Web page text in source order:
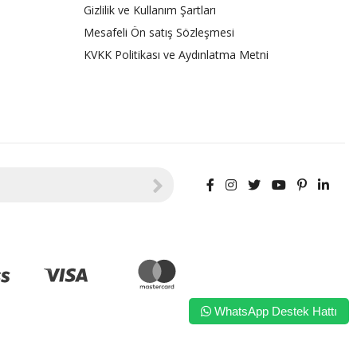
Gizlilik ve Kullanım Şartları
Mesafeli Ön satış Sözleşmesi
KVKK Politikası ve Aydınlatma Metni
WhatsApp Destek Hattı